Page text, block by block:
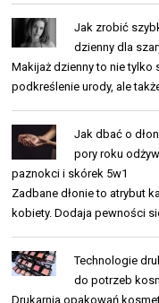
Jak zrobić
dzienny dla
Makijaż dzienny to nie tylko
podkreślenie urody, ale
Jak dbać o
pory roku
paznokci i skórek 5w1
Zadbane dłonie to atrybut
kobiety. Dodaja pewności
Technologie
do potrzeb
Drukarnia opakowań